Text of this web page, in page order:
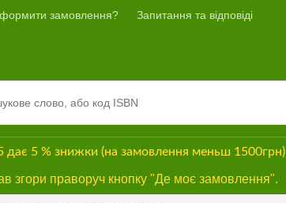
замовлення? Запитання та відповіді
дає 5 % знижки (на замовлення меньш 1500грн)
згори праворуч кнопку "Де моє замовлення".